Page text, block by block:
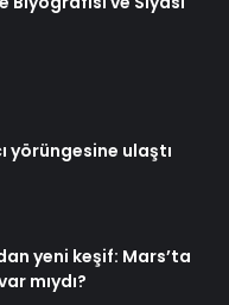
yörüngesine ulaştı
yeni keşif: Mars’ta
mıydı?